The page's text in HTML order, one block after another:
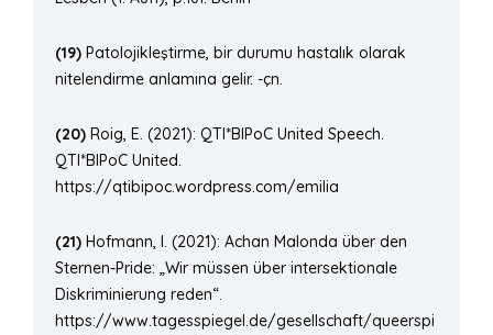
(19) Patolojikleştirme, bir durumu hastalık olarak
nitelendirme anlamına gelir. -çn.
(20) Roig, E. (2021): QTI*BIPoC United Speech.
QTI*BIPoC United.
https://qtibipoc.wordpress.com/emilia
(21) Hofmann, I. (2021): Achan Malonda über den
Sternen-Pride: „Wir müssen über intersektionale
Diskriminierung reden“.
https://www.tagesspiegel.de/gesellschaft/queerspi